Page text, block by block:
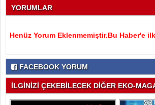
YORUMLAR
Henüz Yorum Eklenmemiştir.Bu Haber'e
FACEBOOK YORUM
İLGİNİZİ ÇEKEBİLECEK DİĞER EKO-